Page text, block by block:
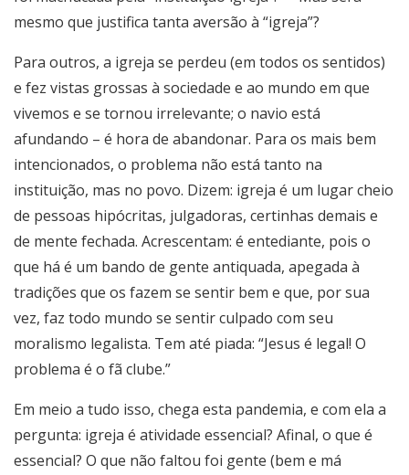
mesmo que justifica tanta aversão à “igreja”?
Para outros, a igreja se perdeu (em todos os sentidos)
e fez vistas grossas à sociedade e ao mundo em que
vivemos e se tornou irrelevante; o navio está
afundando – é hora de abandonar. Para os mais bem
intencionados, o problema não está tanto na
instituição, mas no povo. Dizem: igreja é um lugar cheio
de pessoas hipócritas, julgadoras, certinhas demais e
de mente fechada. Acrescentam: é entediante, pois o
que há é um bando de gente antiquada, apegada à
tradições que os fazem se sentir bem e que, por sua
vez, faz todo mundo se sentir culpado com seu
moralismo legalista. Tem até piada: “Jesus é legal! O
problema é o fã clube.”
Em meio a tudo isso, chega esta pandemia, e com ela a
pergunta: igreja é atividade essencial? Afinal, o que é
essencial? O que não faltou foi gente (bem e má